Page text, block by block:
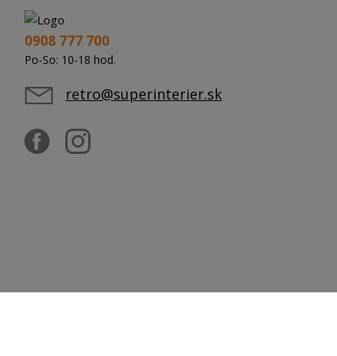
0908 777 700
Po-So: 10-18 hod.
retro@superinterier.sk